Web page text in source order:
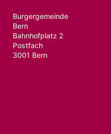
Burgergemeinde
Bern
Bahnhofplatz 2
Postfach
3001 Bern